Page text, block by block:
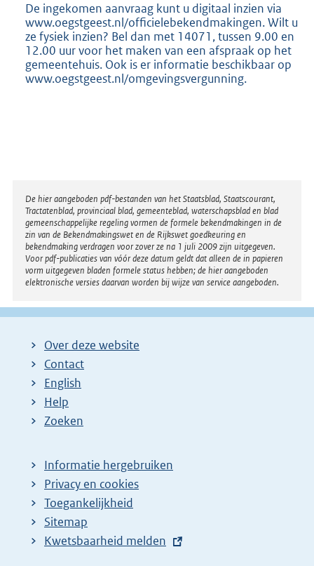
De ingekomen aanvraag kunt u digitaal inzien via
www.oegstgeest.nl/officielebekendmakingen. Wilt u
ze fysiek inzien? Bel dan met 14071, tussen 9.00 en
12.00 uur voor het maken van een afspraak op het
gemeentehuis. Ook is er informatie beschikbaar op
www.oegstgeest.nl/omgevingsvergunning.
Disclaimer
De hier aangeboden pdf-bestanden van het Staatsblad, Staatscourant,
Tractatenblad, provinciaal blad, gemeenteblad, waterschapsblad en blad
gemeenschappelijke regeling vormen de formele bekendmakingen in de
zin van de Bekendmakingswet en de Rijkswet goedkeuring en
bekendmaking verdragen voor zover ze na 1 juli 2009 zijn uitgegeven.
Voor pdf-publicaties van vóór deze datum geldt dat alleen de in papieren
vorm uitgegeven bladen formele status hebben; de hier aangeboden
elektronische versies daarvan worden bij wijze van service aangeboden.
Over deze website
Contact
English
Help
Zoeken
Informatie hergebruiken
Privacy en cookies
Toegankelijkheid
Sitemap
E
Kwetsbaarheid melden